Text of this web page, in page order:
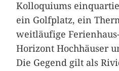
Kolloquiums
ein Golfplatz, ein
weitläufige
Horizont Hochhäuser
Die Gegend gilt als